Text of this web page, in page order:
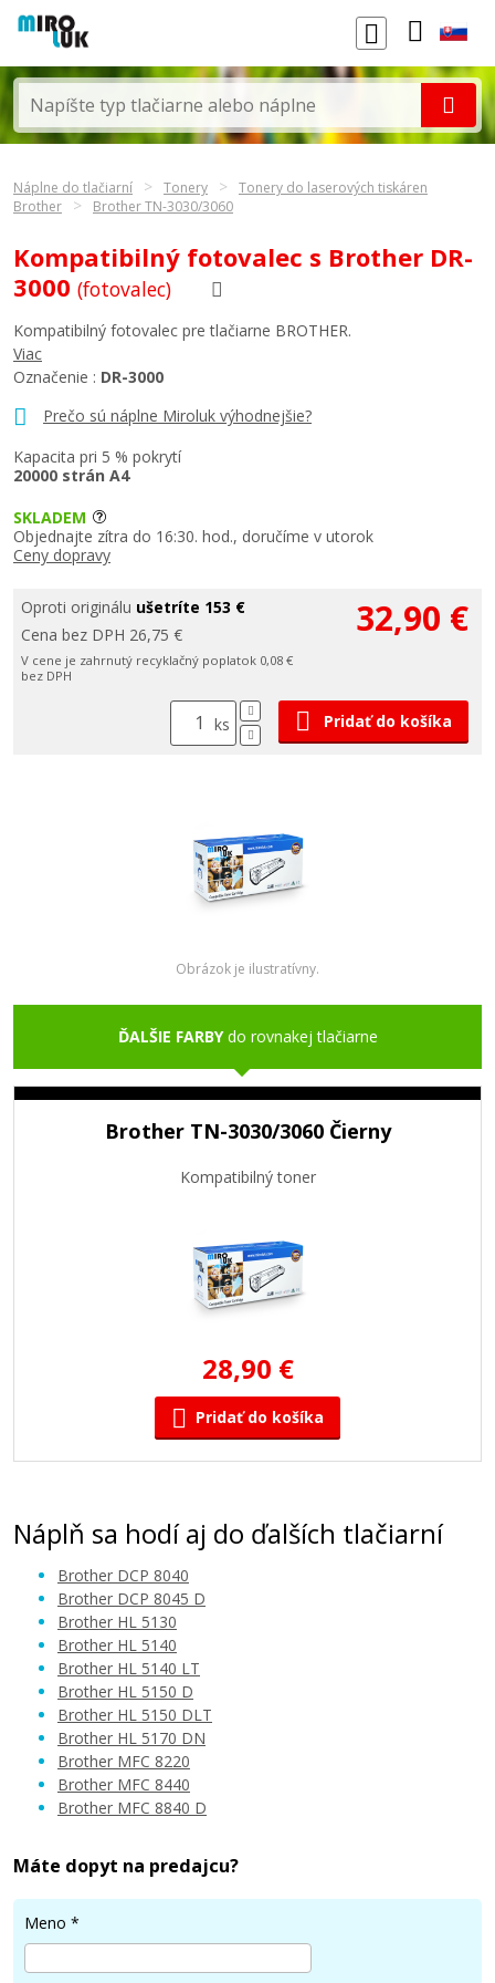
Náplne do tlačiarní Tonery
Tonery do laserových tiskáren
Brother
Brother TN-3030/3060
Kompatibilný fotovalec s Brother DR-
3000 (fotovalec)
Prečo sú náplne Miroluk výhodnejšie?
Kapacita pri 5 % pokrytí
20000 strán A4
Kompatibilný fotovalec pre tlačiarne BROTHER.
Viac
Označenie : DR-3000
SKLADEM
Objednajte zítra do 16:30. hod., doručíme v utorok
Ceny dopravy
Oproti originálu ušetríte 153 €
Cena bez DPH 26,75 €
V cene je zahrnutý recyklačný poplatok 0,08 €
bez DPH
32,90 €
ks Pridať do košíka
Obrázok je ilustratívny.
ĎALŠIE FARBYdo rovnakej tlačiarne
Brother TN-3030/3060 Čierny
Kompatibilný toner
28,90 €
Pridať do košíka
Náplň sa hodí aj do ďalších tlačiarní
Brother DCP 8040
Brother DCP 8045 D
Brother HL 5130
Brother HL 5140
Brother HL 5140 LT
Brother HL 5150 D
Brother HL 5150 DLT
Brother HL 5170 DN
Brother MFC 8220
Brother MFC 8440
Brother MFC 8840 D
Máte dopyt na predajcu?
Meno *